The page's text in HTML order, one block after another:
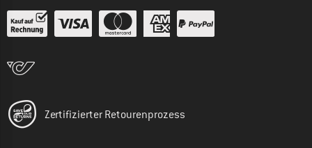
Zertifizierter Retourenprozess